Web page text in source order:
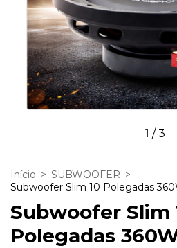
1 /3
Início > SUBWOOFER >
Subwoofer Slim 10 Polegadas
Subwoofer Slim
Polegadas